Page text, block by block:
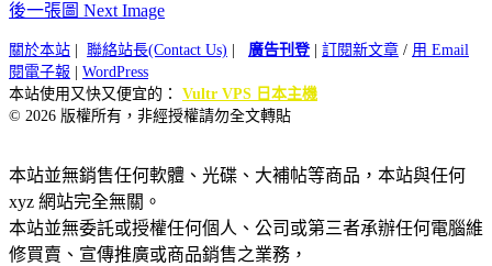
後一張圖 Next Image
關於本站 聯絡站長(Contact Us) 廣告刊登| 訂閱新文章 / 用 Email
閱電子報
WordPress
本站使用又快又便宜的： Vultr VPS 日本主機
© 2026 版權所有，非經授權請勿全文轉貼
本站並無銷售任何軟體、光碟、大補帖等商品，本站與任何
xyz 網站完全無關。
本站並無委託或授權任何個人、公司或第三者承辦任何電腦維
修買賣、宣傳推廣或商品銷售之業務，